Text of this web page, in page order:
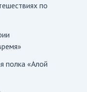
по
полка «Алой